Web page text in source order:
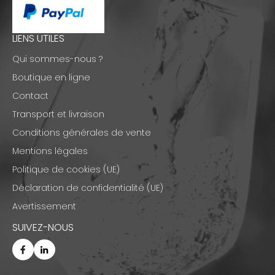
LIENS UTILES
Qui sommes-nous ?
Boutique en ligne
Contact
Transport et livraison
Conditions générales de vente
Mentions légales
Politique de cookies (UE)
Déclaration de confidentialité (UE)
Avertissement
SUIVEZ-NOUS